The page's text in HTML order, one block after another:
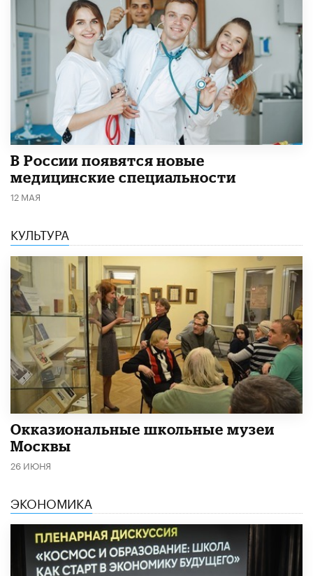
В России появятся новые
медицинские специальности
12 МАЯ
КУЛЬТУРА
​Окказиональные школьные музеи
Москвы
26 ИЮНЯ
ЭКОНОМИКА